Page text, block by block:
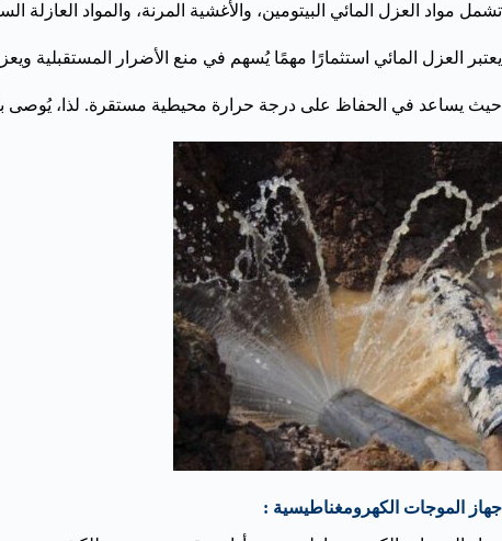
تشمل مواد العزل المائي البيتومين، والأغشية المرنة، والمواد
يعتبر العزل المائي استثمارًا مهمًا يُسهم في منع الأضرار المستقبلية
حيث يساعد في الحفاظ على درجة حرارة محيطية مستقرة. لذا، يُوصى
جهاز الموجات الكهرومغناطيسية :